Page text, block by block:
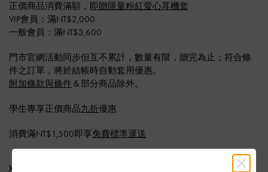
正價商品消費滿額， 即贈限量粉紅愛心耳機套
VIP會員：滿NT$2,000
一般會員：滿NT$3,600
門市官網活動同步但互不累計，數量有限，贈完為止；符合條
件之訂單，將於結帳時自動套用優惠。
附加條款與條件 ＆部分商品除外。
學生專享正價商品九折優惠
消費滿NT$1,500即享免費標準運送